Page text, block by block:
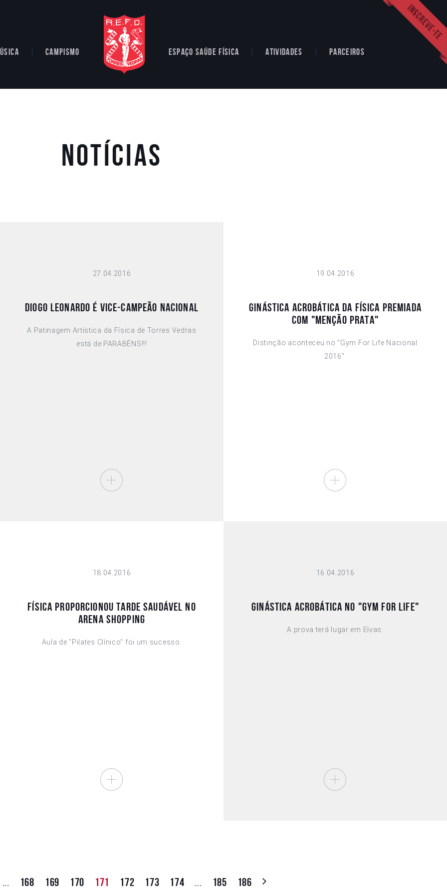
CAMPISMO ESPAÇO SAÚDE FÍSICA ATIVIDADES PARCEIROS
Notícias
27.04.2016
DIOGO LEONARDO É VICE-CAMPEÃO NACIONAL
A Patinagem Artística da Física de Torres Vedras
está de PARABÉNS!!!
19.04.2016
GINÁSTICA ACROBÁTICA DA FÍSICA PREMIADA
COM "MENÇÃO PRATA"
Distinção aconteceu no "Gym For Life Nacional
2016".
18.04.2016
FÍSICA PROPORCIONOU TARDE SAUDÁVEL NO
ARENA SHOPPING
Aula de "Pilates Clínico" foi um sucesso.
16.04.2016
GINÁSTICA ACROBÁTICA NO "GYM FOR LIFE"
A prova terá lugar em Elvas.
... 168 169 170 171 172 173 174 ... 185 186